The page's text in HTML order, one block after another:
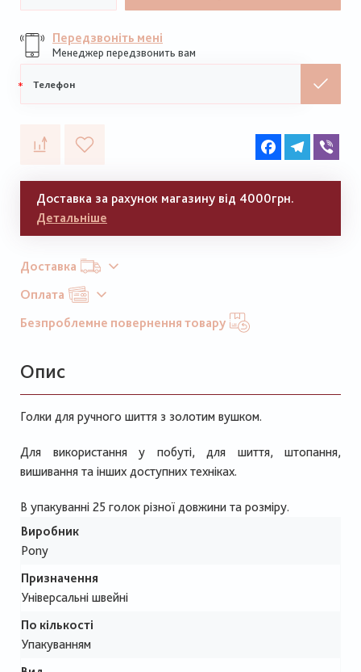
Передзвоніть мені
Менеджер передзвонить вам
телефон
FacebookTelegram
Доставка за рахунок магазину від 4000грн.
Детальніше
Доставка
Оплата
Безпроблемне повернення товару
Опис
Голки для ручного шиття з золотим вушком.
Для використання у побуті, для шиття, штопання,
вишивання та інших доступних техніках.
В упакуванні 25 голок різної довжини та розміру.
Виробник
Pony
Призначення
Універсальні швейні
По кількості
Упакуванням